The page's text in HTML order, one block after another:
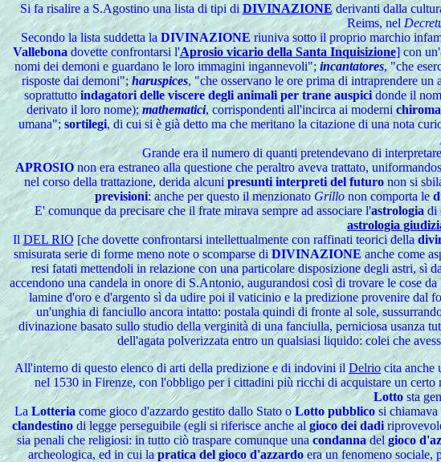
Sifa risalire a S.Agostino una lista di tipi diDIVINAZIONE derivanti dalla
Reims, nel
Secondo la lista suddetta laDIVINAZIONEriuniva sotto il proprio marchio
Vallebonadovette confrontarsi l'Aprosio vicario della Santa Inquisizione] con
nomi dei demoni e guardano le loro immagini ingannevoli"; incantatores, "che
risposte dai demoni";haruspices, "che osservano le ore prima di intraprendere
soprattuttoindagatori delle viscere degli animali per trane auspicidonde il
derivato il loro nome); mathematici, corrispondenti all'incirca ai moderni
umana"; sortilegi, di cui si è già detto ma che meritano la citazione di una nota
Grande era il numero di quanti pretendevano di
APROSIOnon era estraneo alla questione che peraltro aveva trattato,
nel corso della trattazione, derida alcunipresunti interpreti del futuro non si
previsioni: anche per questo il menzionatoGrillo non comporta le
E' comunque da precisare che il frate mirava sempre ad associare l'astrologia di
astrologia
Il DEL RIO [che dovette confrontarsi intellettualmente con raffinati teorici della
smisurata serie di forme meno note o scomparse diDIVINAZIONEanche come
resi fatati mettendoli in relazione con una particolare disposizione degli astri,
accendono una candela in onore di S.Antonio, augurandosi così di trovare le cose
lamine d'oro e d'argento sì da udire poi il vaticinio e la predizione provenire dal
un'unghia di fanciullo ancora intatto: postala quindi di fronte al sole,
divinazione basato sullo studio della verginità di una fanciulla, perniciosa usanza
dell'agata polverizzata entro un qualsiasi liquido: colei che
All'interno di questo elenco di arti della predizione e di indovini ilDelrio cita anche
nel 1530 in Firenze, con l'obbligo per i cittadini più ricchi di acquistare un
Lottosta
LaLotteria come gioco d'azzardo gestito dallo Stato o Lotto pubblico si
clandestino di legge perseguibile (egli si riferisce anche al gioco dei dadi
sia penali che religiosi: in tutto ciò traspare comunque unacondannadelgioco
archeologica, ed in cui lapratica del gioco d'azzardoera un fenomeno sociale,